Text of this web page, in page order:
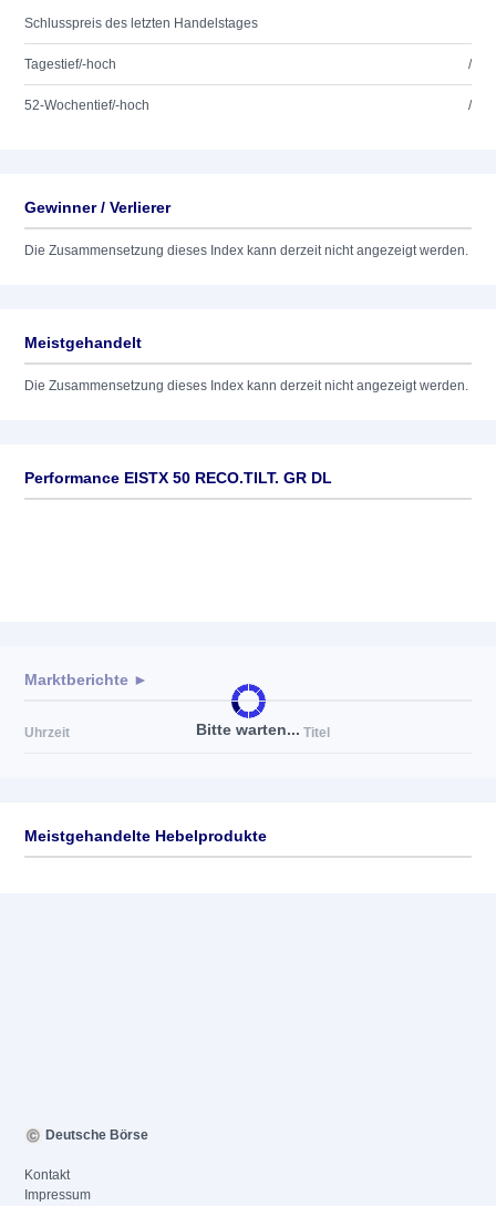
Schlusspreis des letzten Handelstages
Tagestief/-hoch /
52-Wochentief/-hoch /
Gewinner / Verlierer
Die Zusammensetzung dieses Index kann derzeit nicht angezeigt werden.
Meistgehandelt
Die Zusammensetzung dieses Index kann derzeit nicht angezeigt werden.
Performance EISTX 50 RECO.TILT. GR DL
Bitte warten...
Marktberichte ►
Uhrzeit Titel
Meistgehandelte Hebelprodukte
Deutsche Börse
Kontakt
Impressum